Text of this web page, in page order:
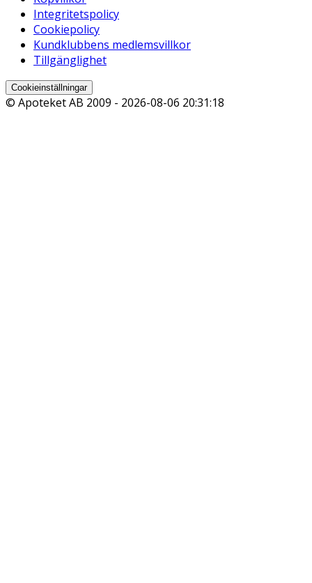
Integritetspolicy
Cookiepolicy
Kundklubbens medlemsvillkor
Tillgänglighet
Cookieinställningar
© Apoteket AB 2009 - 2026-08-06 20:31:18